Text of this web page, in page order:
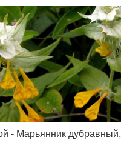
- Марьянник дубравный,